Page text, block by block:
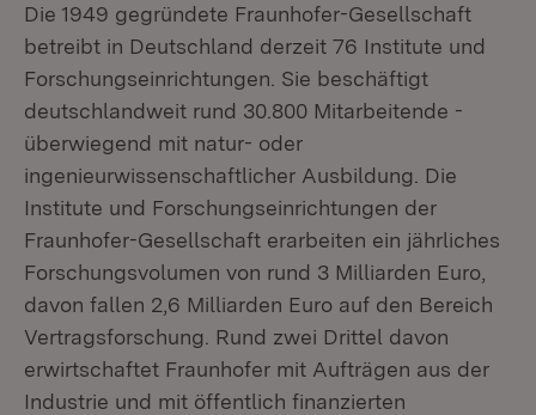
Die 1949 gegründete Fraunhofer-Gesellschaft
betreibt in Deutschland derzeit 76 Institute und
Forschungseinrichtungen. Sie beschäftigt
deutschlandweit rund 30.800 Mitarbeitende -
überwiegend mit natur- oder
ingenieurwissenschaftlicher Ausbildung. Die
Institute und Forschungseinrichtungen der
Fraunhofer-Gesellschaft erarbeiten ein jährliches
Forschungsvolumen von rund 3 Milliarden Euro,
davon fallen 2,6 Milliarden Euro auf den Bereich
Vertragsforschung. Rund zwei Drittel davon
erwirtschaftet Fraunhofer mit Aufträgen aus der
Industrie und mit öffentlich finanzierten